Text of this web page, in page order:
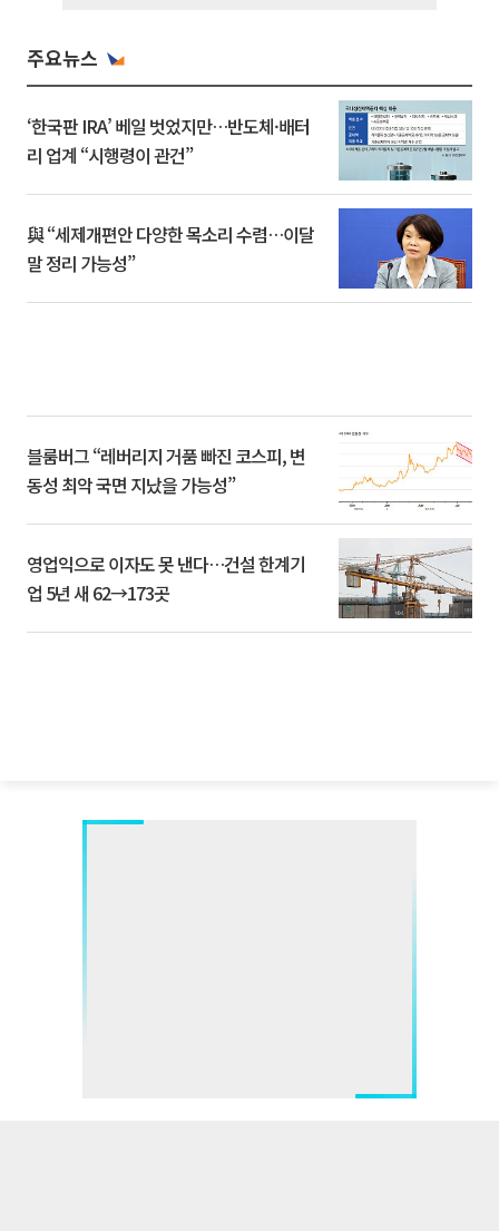
주요뉴스
‘한국판 IRA’ 베일 벗었지만…반도체·배터
리 업계 “시행령이 관건”
與 “세제개편안 다양한 목소리 수렴…이달
말 정리 가능성”
블룸버그 “레버리지 거품 빠진 코스피, 변
동성 최악 국면 지났을 가능성”
영업익으로 이자도 못 낸다…건설 한계기
업 5년 새 62→173곳